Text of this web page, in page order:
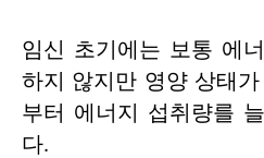
임신 초기에는 보통 에
하지 않지만 영양 상태가
부터 에너지 섭취량를
다.